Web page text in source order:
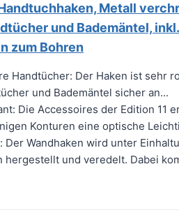
Metall
und Bademäntel,
zum Bohren
Handtücher: Der Haken ist sehr
und Bademäntel sicher an...
Die Accessoires der Edition 11
Konturen eine optische
Der Wandhaken wird unter
hergestellt und veredelt. Dabei